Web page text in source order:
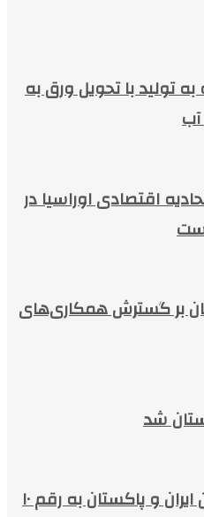
تولید با تحویل ورق به
اقتصادی اوراسیا در
بر گسترش همکاری‌های
شد
افزایش حجم تجارت بین ایران و پاکستان به رقم ۱۰